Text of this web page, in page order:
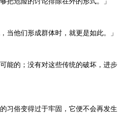
当他们形成群体时，就更是如此。」
能的；没有对这些传统的破坏，进步
习俗变得过于牢固，它便不会再发生